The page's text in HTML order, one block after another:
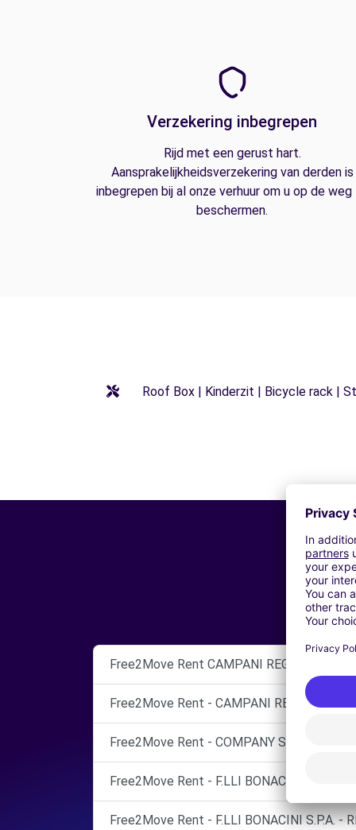
Verzekering inbegrepen
Rijd met een gerust hart.
Aansprakelijkheidsverzekering van derden is
inbegrepen bij al onze verhuur om u op de
beschermen.
Roof Box | Kinderzit | Bicycle rack |
Free2Move Rent CAMPANI REGGIO EMILIA
Free2Move Rent - CAMPANI REGGIO
Free2Move Rent - COMPANY SERVICE
Free2Move Rent - F.LLI BONACINI S.P.A. -
Free2Move Rent - F.LLI BONACINI S.P.A. -